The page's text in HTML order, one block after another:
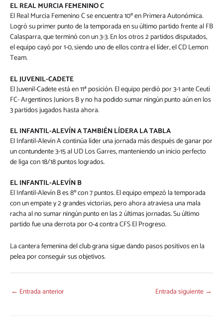
EL REAL MURCIA FEMENINO C
El Real Murcia Femenino C se encuentra 10º en Primera Autonómica.
Logró su primer punto de la temporada en su último partido frente al FB
Calasparra, que terminó con un 3-3. En los otros 2 partidos disputados,
el equipo cayó por 1-0, siendo uno de ellos contra el líder, el CD Lemon
Team.
EL JUVENIL-CADETE
El Juvenil-Cadete está en 11ª posición. El equipo perdió por 3-1 ante Ceutí
FC- Argentinos Juniors B y no ha podido sumar ningún punto aún en los
3 partidos jugados hasta ahora.
EL INFANTIL-ALEVÍN A TAMBIÉN LÍDERA LA TABLA
El Infantil-Alevín A continúa líder una jornada más después de ganar por
un contundente 3-15 al UD Los Garres, manteniendo un inicio perfecto
de liga con 18/18 puntos logrados.
EL INFANTIL-ALEVÍN B
El Infantil-Alevín B es 8º con 7 puntos. El equipo empezó la temporada
con un empate y 2 grandes victorias, pero ahora atraviesa una mala
racha al no sumar ningún punto en las 2 últimas jornadas. Su último
partido fue una derrota por 0-4 contra CFS El Progreso.
La cantera femenina del club grana sigue dando pasos positivos en la
pelea por conseguir sus objetivos.
← Entrada anterior Entrada siguiente →